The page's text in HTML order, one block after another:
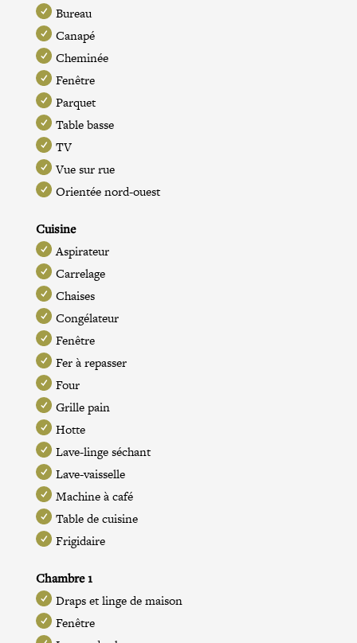
Bureau
Canapé
Cheminée
Fenêtre
Parquet
Table basse
TV
Vue sur rue
Orientée nord-ouest
Cuisine
Aspirateur
Carrelage
Chaises
Congélateur
Fenêtre
Fer à repasser
Four
Grille pain
Hotte
Lave-linge séchant
Lave-vaisselle
Machine à café
Table de cuisine
Frigidaire
Chambre 1
Draps et linge de maison
Fenêtre